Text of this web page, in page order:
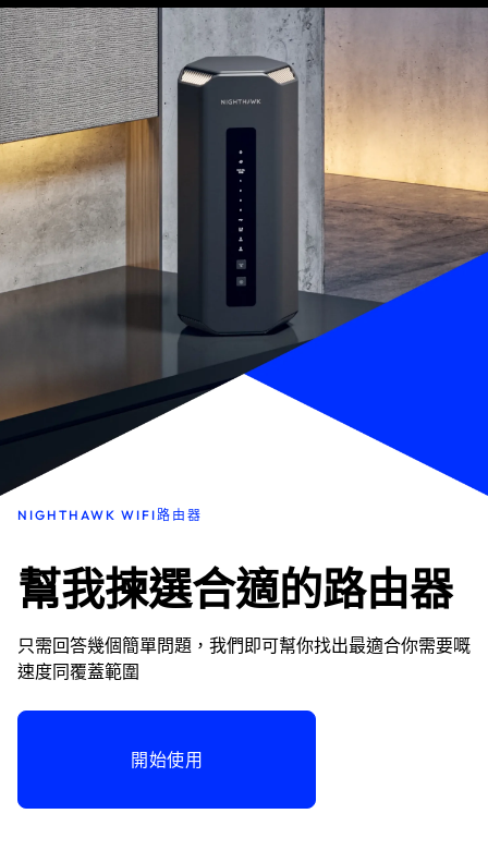
NIGHTHAWK WIFI路由器
幫我揀選合適的路由器
只需回答幾個簡單問題，我們即可幫你找出最適合你需要嘅
速度同覆蓋範圍
開始使用